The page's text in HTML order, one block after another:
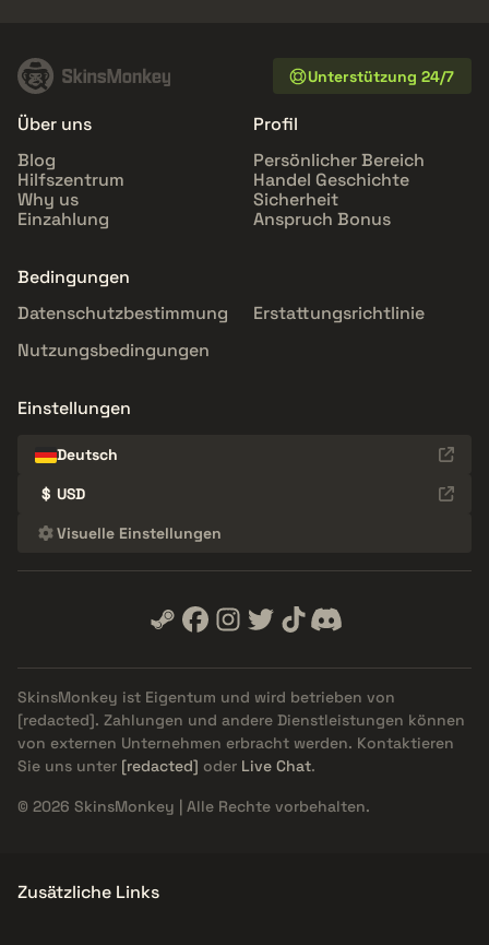
Unterstützung 24/7
Über uns
Blog
Hilfszentrum
Why us
Einzahlung
Profil
Persönlicher Bereich
Handel Geschichte
Sicherheit
Anspruch Bonus
Bedingungen
Datenschutzbestimmung
Erstattungsrichtlinie
Nutzungsbedingungen
Einstellungen
Deutsch
$ USD
Visuelle Einstellungen
SkinsMonkey ist Eigentum und wird betrieben von
[redacted]. Zahlungen und andere Dienstleistungen können
von externen Unternehmen erbracht werden. Kontaktieren
Sie uns unter [redacted] oder Live Chat.
© 2026 SkinsMonkey | Alle Rechte vorbehalten.
Zusätzliche Links